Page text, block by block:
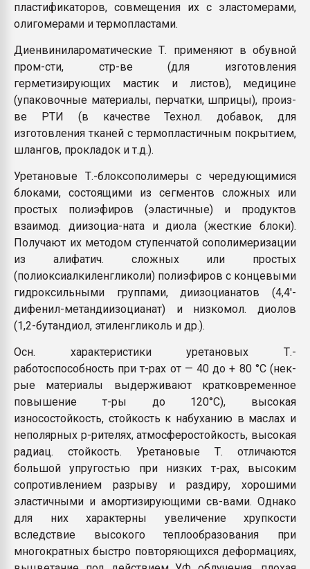
пластификаторов, совмещения их с эластомерами,
олигомерами и термопластами.
Диенвинилароматические Т. применяют в обувной
пром-сти, стр-ве (для изготовления
герметизирующих мастик и листов), медицине
(упаковочные материалы, перчатки, шприцы), произ-
ве РТИ (в качестве Технол. добавок, для
изготовления тканей с термопластичным покрытием,
шлангов, прокладок и т.д.).
Уретановые Т.-блоксополимеры с чередующимися
блоками, состоящими из сегментов сложных или
простых полиэфиров (эластичные) и продуктов
взаимод. диизоциа-ната и диола (жесткие блоки).
Получают их методом ступенчатой сополимеризации
из алифатич. сложных или простых
(полиоксиалкиленгликоли) полиэфиров с концевыми
гидроксильными группами, диизоцианатов (4,4'-
дифенил-метандиизоцианат) и низкомол. диолов
(1,2-бутандиол, этиленгликоль и др.).
Осн. характеристики уретановых Т.-
работоспособность при т-рах от — 40 до + 80 °С (нек-
рые материалы выдерживают кратковременное
повышение т-ры до 120°С), высокая
износостойкость, стойкость к набуханию в маслах и
неполярных р-рителях, атмосферостойкость, высокая
радиац. стойкость. Уретановые Т. отличаются
большой упругостью при низких т-рах, высоким
сопротивлением разрыву и раздиру, хорошими
эластичными и амортизирующими св-вами. Однако
для них характерны увеличение хрупкости
вследствие высокого теплообразования при
многократных быстро повторяющихся деформациях,